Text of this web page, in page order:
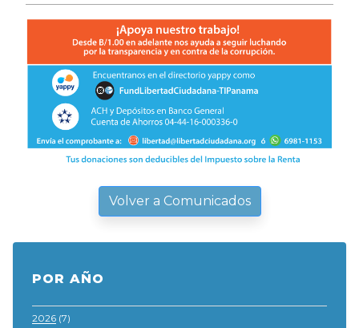
Volver a Comunicados
POR AÑO
2026 (7)